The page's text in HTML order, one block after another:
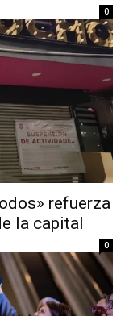
0
refuerza
la capital
0